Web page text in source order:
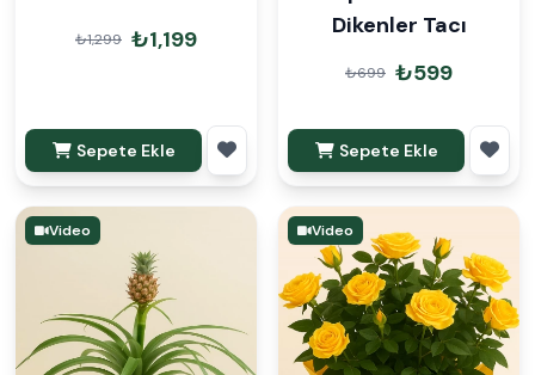
₺1,299 ₺1,199
Sepete Ekle
Dikenler Tacı
₺699 ₺599
Sepete Ekle
Video Video